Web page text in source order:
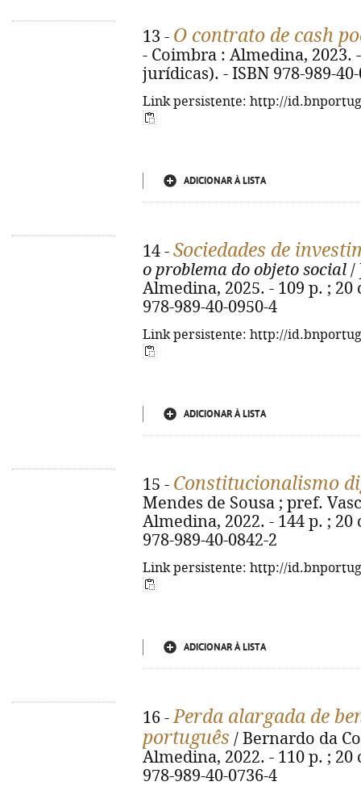
13 - O contrato de cash
- Coimbra : Almedina, 2023.
jurídicas). - ISBN 978-989-
Link persistente: http://
ADICIONAR À LISTA
14 - Sociedades de
o problema do objeto social /
Almedina, 2025. - 109 p. ;
978-989-40-0950-4
Link persistente: http://
ADICIONAR À LISTA
15 - Constitucionalismo
Mendes de Sousa ; pref.
Almedina, 2022. - 144 p. ;
978-989-40-0842-2
Link persistente: http://
ADICIONAR À LISTA
16 -Perda alargada de
português / Bernardo da
Almedina, 2022. - 110 p. ;
978-989-40-0736-4